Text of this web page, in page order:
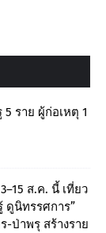
ราย ผู้ก่อเหตุ 1
ส.ค. นี้ เที่ยว
ดูนิทรรศการ”
-ป่าพรุ สร้างราย